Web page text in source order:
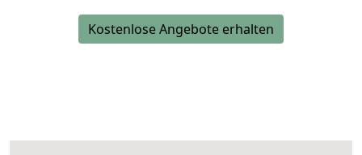
Kostenlose Angebote erhalten